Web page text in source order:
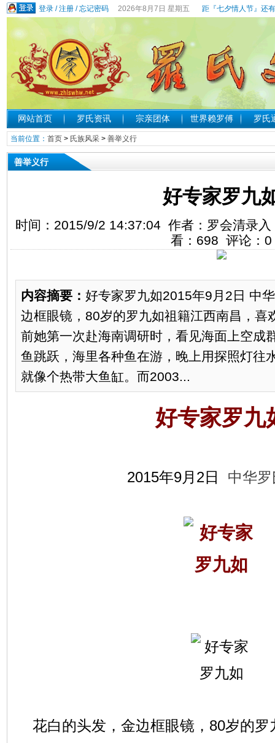
登录/注册/忘记密码 2026年8月7日 星期五 距『七夕情人节』还
网站首页 罗氏资讯 宗亲团体 世界赖罗傅 罗氏
当前位置： 首页> 氏族风采> 善举义行
善举义行
好专家罗九
时间：2015/9/2 14:37:04 作者：罗会清录
看： 698 评论： 0
内容摘要： 好专家罗九如2015年9月2日 中
边框眼镜，80岁的罗九如祖籍江西南昌，喜
前她第一次赴海南调研时，看见海面上空成
鱼跳跃，海里各种鱼在游，晚上用探照灯往
就像个热带大鱼缸。而2003...
好专家罗九
2015年9月2日 中华
花白的头发，金边框眼镜，80岁的罗